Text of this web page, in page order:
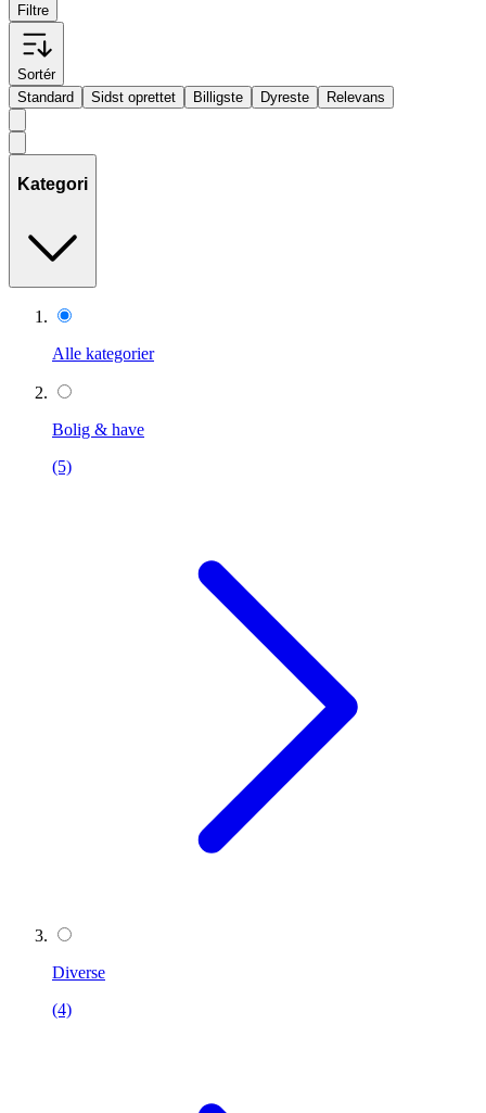
Filtre
Sortér
Standard
Sidst oprettet Billigste Dyreste Relevans
Kategori
Alle kategorier
Bolig & have
(5)
Diverse
(4)